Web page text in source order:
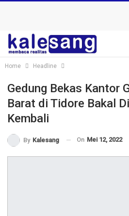
Home Headline
Gedung Bekas Kantor
Barat di Tidore Bakal
Kembali
By Kalesang On Mei 12, 2022